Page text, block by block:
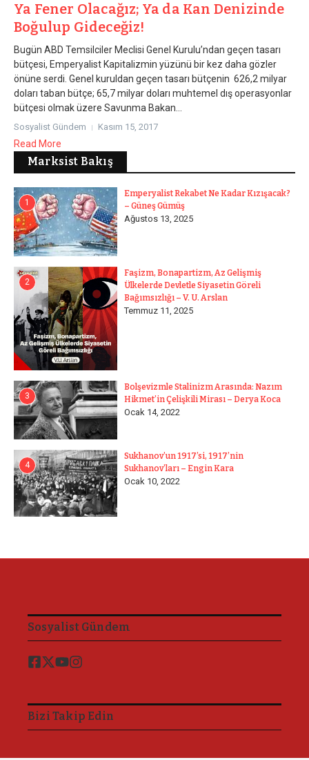
Ya Fener Olacağız; Ya da Kan Denizinde
Boğulup Gideceğiz!
Bugün ABD Temsilciler Meclisi Genel Kurulu’ndan geçen tasarı
bütçesi, Emperyalist Kapitalizmin yüzünü bir kez daha gözler
önüne serdi. Genel kuruldan geçen tasarı bütçenin 626,2 milyar
doları taban bütçe; 65,7 milyar doları muhtemel dış operasyonlar
bütçesi olmak üzere Savunma Bakan...
Sosyalist Gündem Kasım 15, 2017
Read More
Marksist Bakış
1
Emperyalist Rekabet Ne Kadar Kızışacak?
– Güneş Gümüş
Ağustos 13, 2025
2
Faşizm, Bonapartizm, Az Gelişmiş
Ülkelerde Devletle Siyasetin Göreli
Bağımsızlığı – V. U. Arslan
Temmuz 11, 2025
3
Bolşevizmle Stalinizm Arasında: Nazım
Hikmet’in Çelişkili Mirası – Derya Koca
Ocak 14, 2022
4
Sukhanov’un 1917’si, 1917’nin
Sukhanov’ları – Engin Kara
Ocak 10, 2022
Sosyalist Gündem
Bizi Takip Edin